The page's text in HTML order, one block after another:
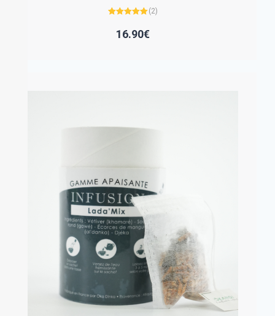
sur 5
(2)
16.90€